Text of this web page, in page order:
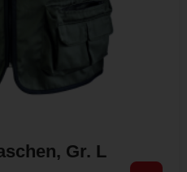
Gr. L